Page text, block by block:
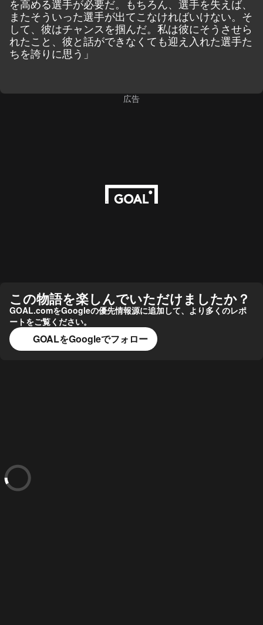
を高める選手が必要だ。もちろん、選手を失えば、
またそういった選手が出てこなければいけない。そ
して、彼はチャンスを掴んだ。私は彼にそうさせら
れたこと、彼と話ができなくても迎え入れた選手た
ちを誇りに思う」
広告
この物語を楽しんでいただけましたか？
GOAL.comをGoogleの優先情報源に追加して、より多くのレポ
ートをご覧ください。
GOALをGoogleでフォロー